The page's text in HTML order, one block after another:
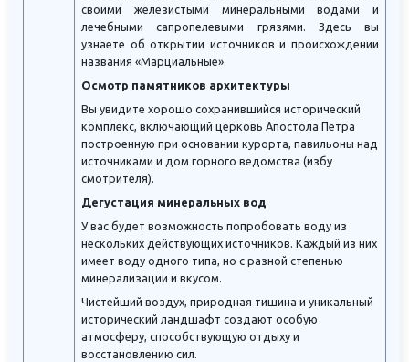
своими железистыми минеральными водами и
лечебными сапропелевыми грязями. Здесь вы
узнаете об открытии источников и происхождении
названия «Марциальные».
Осмотр памятников архитектуры
Вы увидите хорошо сохранившийся исторический
комплекс, включающий церковь Апостола Петра
построенную при основании курорта, павильоны над
источниками и дом горного ведомства (избу
смотрителя).
Дегустация минеральных вод
У вас будет возможность попробовать воду из
нескольких действующих источников. Каждый из них
имеет воду одного типа, но с разной степенью
минерализации и вкусом.
Чистейший воздух, природная тишина и уникальный
исторический ландшафт создают особую
атмосферу, способствующую отдыху и
восстановлению сил.